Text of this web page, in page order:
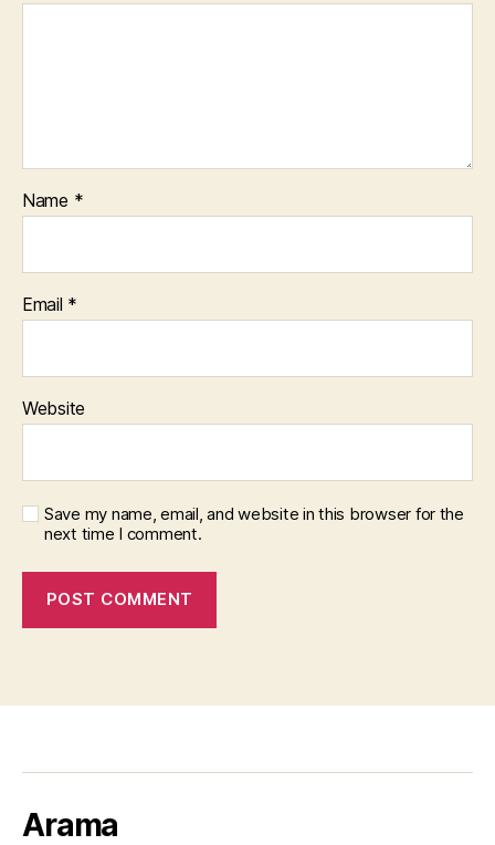
Name *
Email *
Website
Save my name, email, and website in this browser for the
next time I comment.
Arama